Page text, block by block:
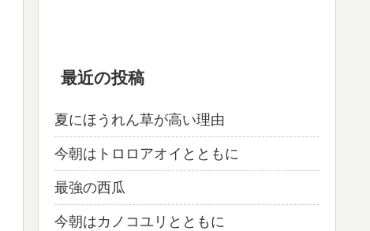
最近の投稿
夏にほうれん草が高い理由
今朝はトロロアオイとともに
最強の西瓜
今朝はカノコユリとともに